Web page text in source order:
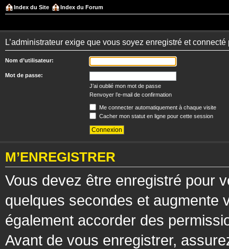
Index du Site Index du Forum
L’administrateur exige que vous soyez enregistré et
Nom d’utilisateur:
Mot de passe:
J’ai oublié mon mot de passe
Renvoyer l’e-mail de confirmation
Me connecter automatiquement à chaque visite
Cacher mon statut en ligne pour cette session
M’ENREGISTRER
Vous devez être enregistré pour
quelques secondes et augmente
également accorder des
Avant de vous enregistrer,